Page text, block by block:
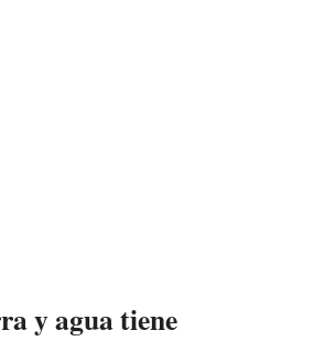
y agua tiene